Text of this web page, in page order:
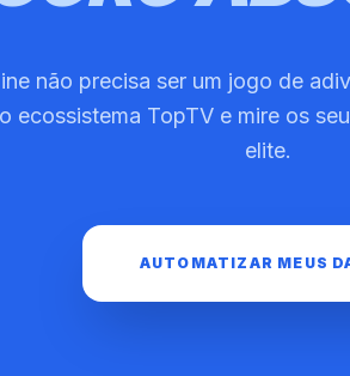
não precisa ser um jogo de
ecossistema TopTV e mire os
elite.
AUTOMATIZAR MEUS